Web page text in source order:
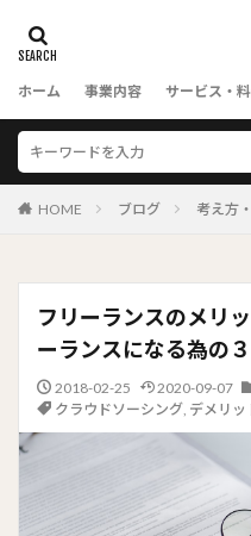
ホーム 事業内容 サービス・
HOME ブログ 考え方
フリーランスのメリ
ーランスになる為の
2018-02-25 2020-09-07
クラウドソーシング, デメリッ